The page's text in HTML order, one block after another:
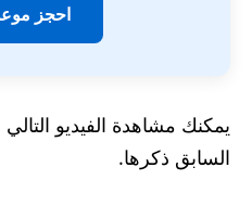
احجز
يمكنك مشاهدة الفيديو
السابق ذكرها.